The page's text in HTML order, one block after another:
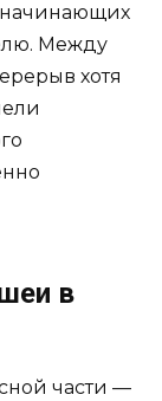
начинающих
Между
хотя
в
части —